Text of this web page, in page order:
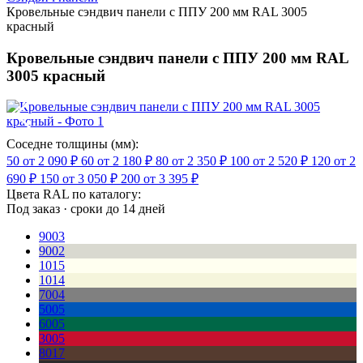
Кровельные сэндвич панели с ППУ 200 мм RAL 3005
красный
Кровельные сэндвич панели с ППУ 200 мм RAL
3005 красный
Соседне толщины (мм):
50 от 2 090 ₽ 60 от 2 180 ₽ 80 от 2 350 ₽ 100 от 2 520 ₽ 120 от 2
690 ₽ 150 от 3 050 ₽ 200 от 3 395 ₽
Цвета RAL по каталогу:
Под заказ · сроки до 14 дней
9003
9002
1015
1014
7004
5005
6005
3005
8017